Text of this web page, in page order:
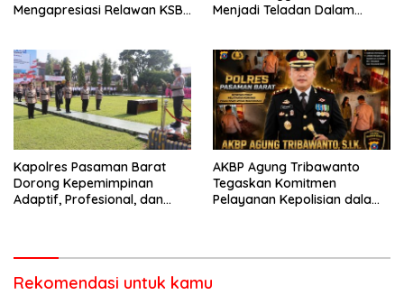
Mengapresiasi Relawan KSB
Bencana
Menjadi Teladan Dalam
Perlengkapan Keselamatan
Berkendara
Kapolres Pasaman Barat
Dorong Kepemimpinan
Adaptif, Profesional, dan
AKBP Agung Tribawanto
Tegaskan Komitmen
Pelayanan Kepolisian dalam
Rekomendasi untuk kamu